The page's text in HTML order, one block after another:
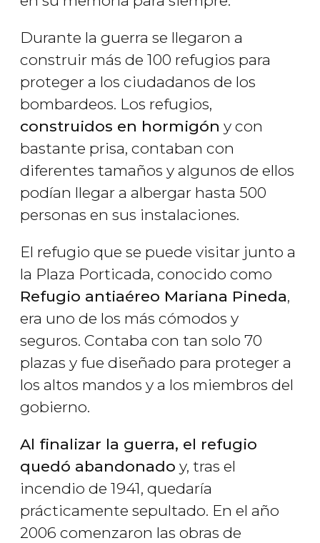
Durante la guerra se llegaron a
construir más de 100 refugios para
proteger a los ciudadanos de los
bombardeos. Los refugios,
construidos en hormigón y con
bastante prisa, contaban con
diferentes tamaños y algunos de ellos
podían llegar a albergar hasta 500
personas en sus instalaciones.
El refugio que se puede visitar junto a
la Plaza Porticada, conocido como
Refugio antiaéreo Mariana Pineda,
era uno de los más cómodos y
seguros. Contaba con tan solo 70
plazas y fue diseñado para proteger a
los altos mandos y a los miembros del
gobierno.
Al finalizar la guerra, el refugio
quedó abandonado y, tras el
incendio de 1941, quedaría
prácticamente sepultado. En el año
2006 comenzaron las obras de